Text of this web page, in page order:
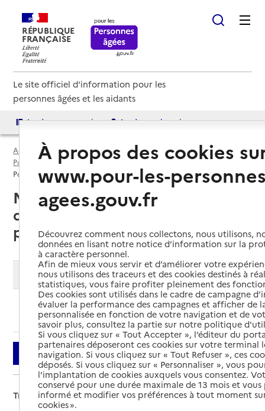
RÉPUBLIQUE
FRANÇAISE
Le site officiel d'information pour les
personnes âgées et les aidants
Accès aux annuaires Accès par besoin
Accueil
Espace annuaire
Points d'information par département
Gers (32)
Point d'information local dédié aux personnes âgées
Nogaro (32110) : liste des points
d'information locaux dédiés aux
personnes âgées
Modifier ma recherche
Ajouter cette recherche aux favoris
Filtrer
Trier par :
À propos des cookies
www.pour-les-
agees.gouv.fr
Découvrez comment nous collectons, nous utilisons,
données en lisant notre notice d’information sur la
à caractère personnel.
Afin de mieux vous servir et d’améliorer votre
nous utilisons des traceurs et des cookies destinés à
statistiques, vous faire profiter pleinement des
Des cookies sont utilisés dans le cadre de campagne
évaluer la performance des campagnes et afficher de
personnalisée en fonction de votre navigation et de
savoir plus, consultez la partie sur notre politique
Si vous cliquez sur « Tout Accepter », l’éditeur du
partenaires déposeront ces cookies sur votre terminal
navigation. Si vous cliquez sur « Tout Refuser », ces
déposés. Si vous cliquez sur « Personnaliser », vous
l’implantation de cookies auxquels vous consentez.
conservé pour une durée maximale de 13 mois et
informé et modifier vos préférences à tout moment
cookies ».